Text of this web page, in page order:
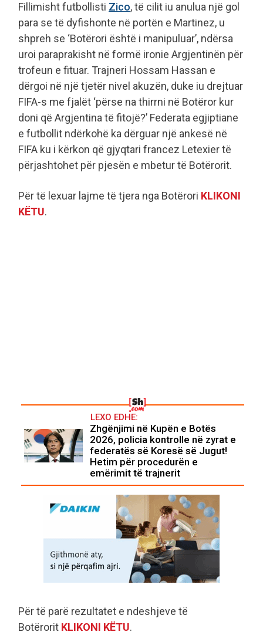
Fillimisht futbollisti Zico, të cilit iu anulua një gol
para se të dyfishonte në portën e Martinez, u
shpreh se ‘Botërori është i manipuluar’, ndërsa
uroi paraprakisht në formë ironie Argjentinën për
trofeun e fituar. Trajneri Hossam Hassan e
dërgoi në një tjetër nivel akuzën, duke iu drejtuar
FIFA-s me fjalët ‘përse na thirrni në Botëror kur
doni që Argjentina të fitojë?’ Federata egjiptiane
e futbollit ndërkohë ka dërguar një ankesë në
FIFA ku i kërkon që gjyqtari francez Letexier të
përjashtohet për pjesën e mbetur të Botërorit.
Për të lexuar lajme të tjera nga Botërori KLIKONI
KËTU.
LEXO EDHE:
Zhgënjimi në Kupën e Botës
2026, policia kontrolle në zyrat e
federatës së Koresë së Jugut!
Hetim për procedurën e
emërimit të trajnerit
Për të parë rezultatet e ndeshjeve të
Botërorit KLIKONI KËTU.